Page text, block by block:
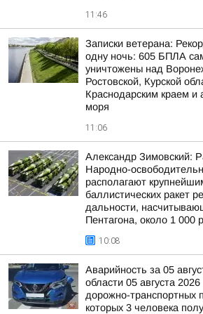
11:46
Записки ветерана:
одну ночь: 605 БПЛА
уничтожены над
Ростовской, Курской
Краснодарским краем и
моря
11:06
Александр Зимовский:
Народно-
располагают
баллистических ракет
дальности,
Пентагона, около 1 000
10:08
Аварийность за 05
области 05 августа
дорожно-транспортных
которых 3 человека